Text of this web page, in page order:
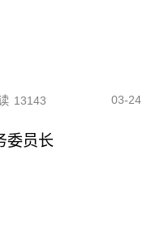
13143 03-24
委员长